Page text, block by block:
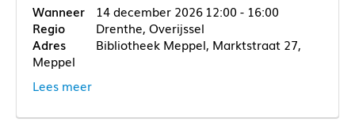
14 december 2026 12:00 - 16:00
Drenthe, Overijssel
Bibliotheek Meppel, Marktstraat 27,
Meppel
Lees meer